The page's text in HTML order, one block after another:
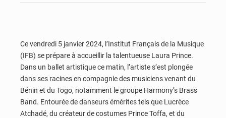
Ce vendredi 5 janvier 2024, l’Institut Français de la Musique
(IFB) se prépare à accueillir la talentueuse Laura Prince.
Dans un ballet artistique ce matin, l’artiste s’est plongée
dans ses racines en compagnie des musiciens venant du
Bénin et du Togo, notamment le groupe Harmony’s Brass
Band. Entourée de danseurs émérites tels que Lucrèce
Atchadé, du créateur de costumes Prince Toffa, et du